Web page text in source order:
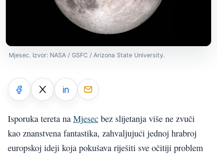
Mjesec. Izvor: NASA / GSFC / Arizona State University.
Isporuka tereta na Mjesec bez slijetanja više ne zvuči
kao znanstvena fantastika, zahvaljujući jednoj hrabroj
europskoj ideji koja pokušava riješiti sve očitiji problem